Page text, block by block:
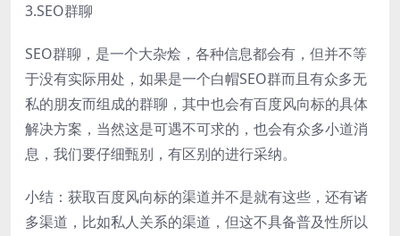
3.SEO群聊
SEO群聊，是一个大杂烩，各种信息都会有，但并不等
于没有实际用处，如果是一个白帽SEO群而且有众多无
私的朋友而组成的群聊，其中也会有百度风向标的具体
解决方案，当然这是可遇不可求的，也会有众多小道消
息，我们要仔细甄别，有区别的进行采纳。
小结：获取百度风向标的渠道并不是就有这些，还有诸
多渠道，比如私人关系的渠道，但这不具备普及性所以